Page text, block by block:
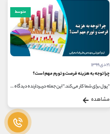
متوسط
۲۱ دی ۱۳۹۹
چرا توجه به هزینه فرصت و تورم مهم است؟
"پول برای شما کار می‌کند." این جمله دربردارنده دیدگاه و نظر بسیاری از بزرگان و افراد موفق در حوزه مالی و ‌سرمایه گذاری در...
مشاهده